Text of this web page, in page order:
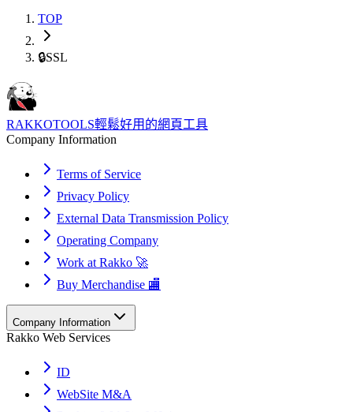
TOP
🔒SSL
RAKKOTOOLS輕鬆好用的網頁工具
Company Information
Terms of Service
Privacy Policy
External Data Transmission Policy
Operating Company
Work at Rakko 🚀
Buy Merchandise 🏬
Company Information
Rakko Web Services
ID
WebSite M&A